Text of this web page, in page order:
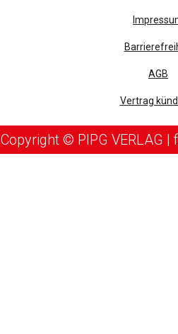
AGB
Vertrag
Copyright © PIPG VERLAG